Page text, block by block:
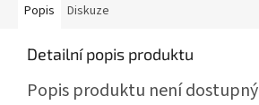
Popis Diskuze
Detailní popis produktu
Popis produktu není dostupný